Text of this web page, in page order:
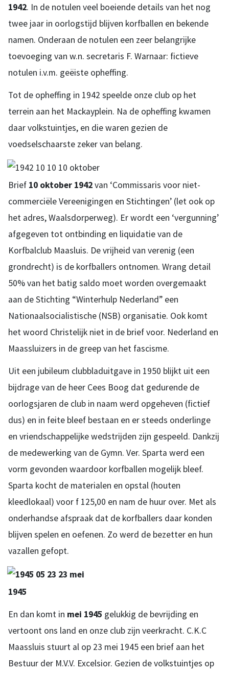
1942. In de notulen veel boeiende details van het nog
twee jaar in oorlogstijd blijven korfballen en bekende
namen. Onderaan de notulen een zeer belangrijke
toevoeging van w.n. secretaris F. Warnaar: fictieve
notulen i.v.m. geëiste opheffing.
Tot de opheffing in 1942 speelde onze club op het
terrein aan het Mackayplein. Na de opheffing kwamen
daar volkstuintjes, en die waren gezien de
voedselschaarste zeker van belang.
Brief 10 oktober 1942van ‘Commissaris voor niet-
commerciële Vereenigingen en Stichtingen’ (let ook op
het adres, Waalsdorperweg). Er wordt een ‘vergunning’
afgegeven tot ontbinding en liquidatie van de
Korfbalclub Maasluis. De vrijheid van verenig (een
grondrecht) is de korfballers ontnomen. Wrang detail
50% van het batig saldo moet worden overgemaakt
aan de Stichting “Winterhulp Nederland” een
Nationaalsocialistische (NSB) organisatie. Ook komt
het woord Christelijk niet in de brief voor. Nederland en
Maassluizers in de greep van het fascisme.
Uit een jubileum clubbladuitgave in 1950 blijkt uit een
bijdrage van de heer Cees Boog dat gedurende de
oorlogsjaren de club in naam werd opgeheven (fictief
dus) en in feite bleef bestaan en er steeds onderlinge
en vriendschappelijke wedstrijden zijn gespeeld. Dankzij
de medewerking van de Gymn. Ver. Sparta werd een
vorm gevonden waardoor korfballen mogelijk bleef.
Sparta kocht de materialen en opstal (houten
kleedlokaal) voor f 125,00 en nam de huur over. Met als
onderhandse afspraak dat de korfballers daar konden
blijven spelen en oefenen. Zo werd de bezetter en hun
vazallen gefopt.
1945
En dan komt in mei 1945 gelukkig de bevrijding en
vertoont ons land en onze club zijn veerkracht. C.K.C
Maassluis stuurt al op 23 mei 1945 een brief aan het
Bestuur der M.V.V. Excelsior. Gezien de volkstuintjes op